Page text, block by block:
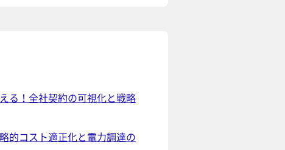
る！全社契約の可視化と戦略
的コスト適正化と電力調達の